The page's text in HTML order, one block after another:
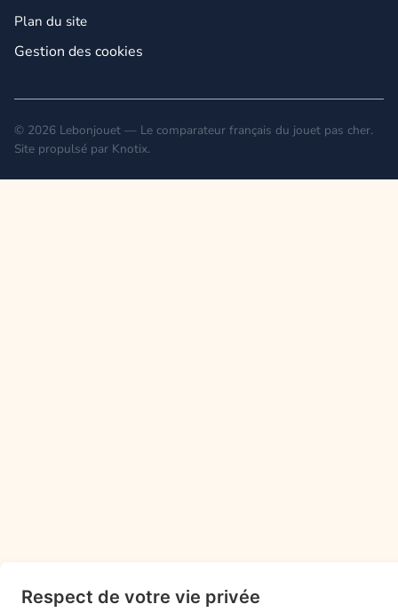
Respect de votre vie privée
Plan du site
Gestion des cookies
© 2026 Lebonjouet — Le comparateur français du jouet pas cher.
Site propulsé par Knotix.